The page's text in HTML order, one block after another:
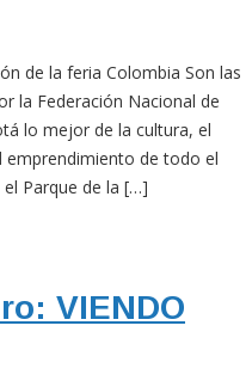
de la feria Colombia Son las
la Federación Nacional de
lo mejor de la cultura, el
de todo el
Parque de la […]
VIENDO